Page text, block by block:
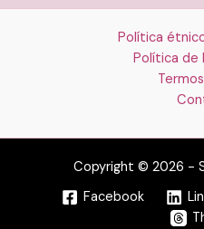
Política
Política de
Copyright © 2026 -
Facebook